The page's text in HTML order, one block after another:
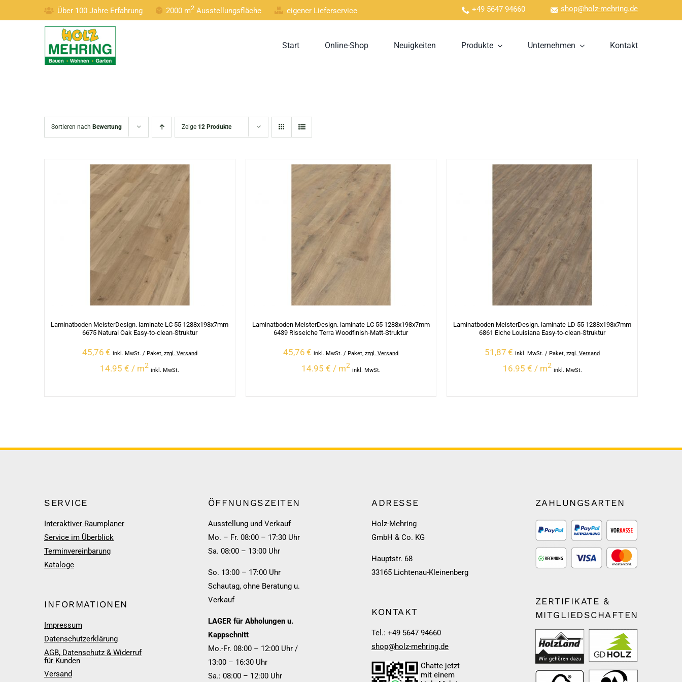
Inhalt
Über 100 Jahre Erfahrung 2000 m2Ausstellungsfläche eigener Lieferservice +49 5647 94660 shop@holz-mehring.de
Start Online-Shop Neuigkeiten Produkte Unternehmen Kontakt
Sortieren nach Bewertung Zeige 12 Produkte
Laminatboden MeisterDesign. laminate LC 55 1288x198x7mm
6675 Natural Oak Easy-to-clean-Struktur
45,76 € inkl. MwSt. / Paket, zzgl. Versand
14.95 € / m2
inkl. MwSt.
Laminatboden MeisterDesign. laminate LC 55 1288x198x7mm
6439 Risseiche Terra Woodfinish-Matt-Struktur
45,76 € inkl. MwSt. / Paket ,zzgl. Versand
14.95 € / m2
inkl. MwSt.
Laminatboden MeisterDesign. laminate LD 55 1288x198x7mm
6861 Eiche Louisiana Easy-to-clean-Struktur
51,87 € inkl. MwSt. / Paket ,zzgl. Versand
16.95 € / m2
inkl. MwSt.
SERVICE
Interaktiver Raumplaner
Service im Überblick
Terminvereinbarung
Kataloge
INFORMATIONEN
Impressum
Datenschutzerklärung
AGB, Datenschutz & Widerruf
für Kunden
Versand
ÖFFNUNGSZEITEN
Ausstellung und Verkauf
Mo. – Fr. 08:00 – 17:30 Uhr
Sa. 08:00 – 13:00 Uhr
So. 13:00 – 17:00 Uhr
Schautag, ohne Beratung u.
Verkauf
LAGER für Abholungen u.
Kappschnitt
Mo.-Fr. 08:00 – 12:00 Uhr /
13:00 – 16:30 Uhr
Sa.: 08:00 – 12:00 Uhr
ADRESSE
Holz-Mehring
GmbH & Co. KG
Hauptstr. 68
33165 Lichtenau-Kleinenberg
KONTAKT
Tel.: +49 5647 94660
shop@holz-mehring.de
Chatte jetzt
mit einem
ZAHLUNGSARTEN
ZERTIFIKATE &
MITGLIEDSCHAFTEN